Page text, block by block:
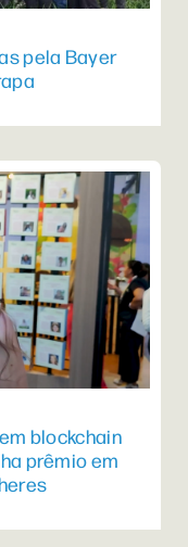
pela Bayer
blockchain
prêmio em